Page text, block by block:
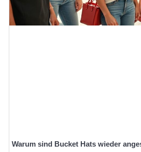
Warum sind Bucket Hats wieder